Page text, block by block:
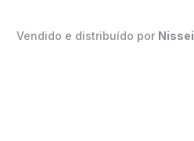
Vendido e distribuído por Nissei